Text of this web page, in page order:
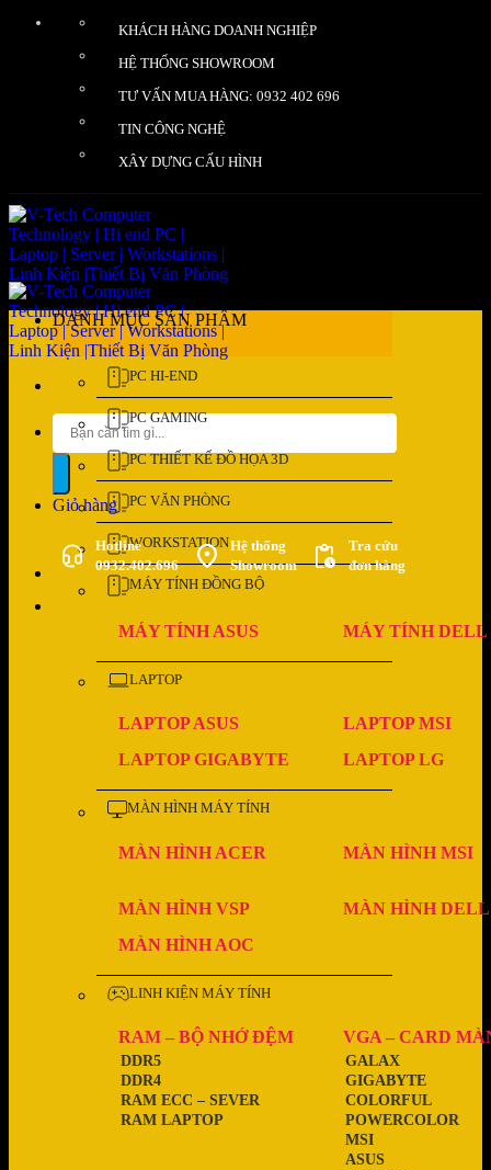
KHÁCH HÀNG DOANH NGHIỆP
HỆ THỐNG SHOWROOM
TƯ VẤN MUA HÀNG: 0932 402 696
TIN CÔNG NGHỆ
XÂY DỰNG CẤU HÌNH
Tìm
kiếm:
Giỏ hàng
Hotline
0932.402.696
Hệ thống
Showroom
Tra cứu
đơn hàng
DANH MỤC SẢN PHẨM
PC HI-END
PC GAMING
PC THIẾT KẾ ĐỒ HỌA 3D
PC VĂN PHÒNG
WORKSTATION
MÁY TÍNH ĐỒNG BỘ
MÁY TÍNH ASUS MÁY TÍNH DELL
LAPTOP
LAPTOP ASUS
LAPTOP MSI
LAPTOP GIGABYTE
LAPTOP LG
MÀN HÌNH MÁY TÍNH
MÀN HÌNH ACER MÀN HÌNH MSI
MÀN HÌNH VSP
MÀN HÌNH DELL
MÀN HÌNH AOC
LINH KIỆN MÁY TÍNH
RAM – BỘ NHỚ ĐỆM
RAM LAPTOP
RAM ECC – SEVER
DDR4
DDR5
VGA – CARD
ASUS
MSI
POWERCOLOR
COLORFUL
GIGABYTE
GALAX